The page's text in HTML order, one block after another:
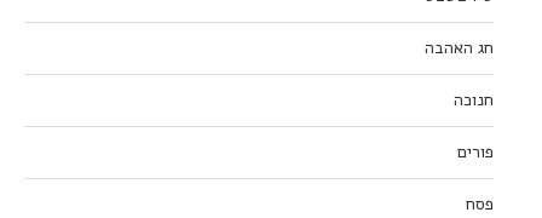
חג האהבה
חנוכה
פורים
פסח